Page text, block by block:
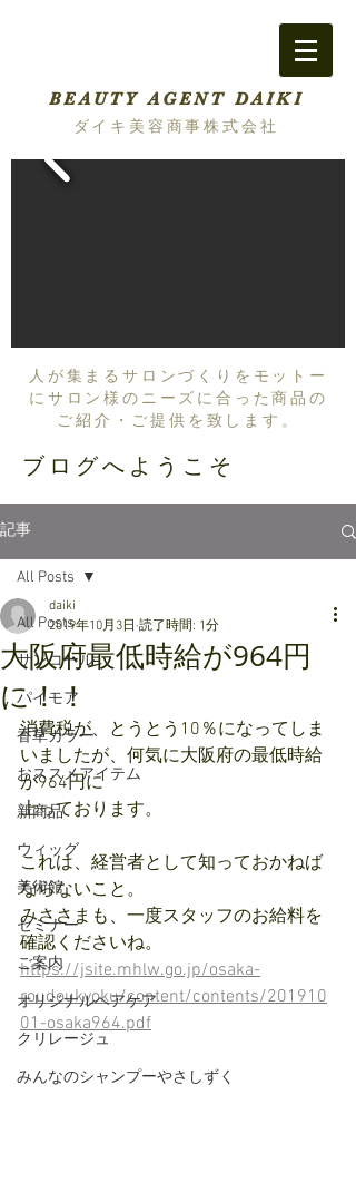
BEAUTY AGENT DAIKI
ダイキ美容商事株式会社
人が集まるサロンづくりをモットー
にサロン様のニーズに合った商品の
ご紹介・ご提供を致します。
ブログへようこそ
記事
All Posts
サンコール
パイモア
香草カラー
おススメアイテム
新商品
ウィッグ
美術館
セミナー
ご案内
オリジナルヘアケア
クリレージュ
みんなのシャンプーやさしずく
All Posts
大阪府最低時給が964円
に！！
daiki
2019年10月3日 読了時間: 1分
消費税が、とうとう10％になってしま
いましたが、何気に大阪府の最低時給
が964円に
上っております。
これは、経営者として知っておかねば
ならないこと。
みささまも、一度スタッフのお給料を
確認くださいね。
https://jsite.mhlw.go.jp/osaka-
roudoukyoku/content/contents/201910
01-osaka964.pdf